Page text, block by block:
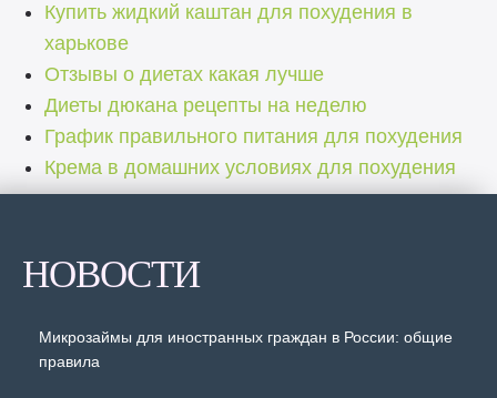
Купить жидкий каштан для похудения в
харькове
Отзывы о диетах какая лучше
Диеты дюкана рецепты на неделю
График правильного питания для похудения
Крема в домашних условиях для похудения
НОВОСТИ
Микрозаймы для иностранных граждан в России: общие
правила